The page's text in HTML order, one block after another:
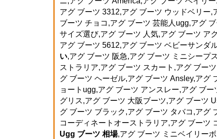
アグ ブーツ 3312,アグ ブーツ ウッドベリー,
ブーツ チョコ,アグ ブーツ 芸能人ugg,アグ
サイズ選び,アグ ブーツ 人気,アグ ブーツ ア
アグ ブーツ 5612,アグ ブーツ ベビーサンダ
い,アグ ブーツ 阪急,アグ ブーツ ミニシープ
ストラリア,アグ ブーツ スカート,アグ ブー
グ ブーツ ヘーゼル,アグ ブーツ Ansley,アグ
ョートugg,アグ ブーツ アンスレー,アグ ブ
グリス,アグ ブーツ 大阪ブーツ,アグ ブーツ
グ ブーツ ブラック,アグ ブーツ タバコ,アグ
コーディネートオーストラリア,アグ ブーツ
Ugg ブーツ 相場,アグ ブーツ ミニベイリー